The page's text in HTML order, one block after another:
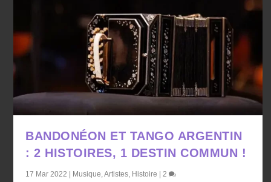
BANDONÉON ET TANGO ARGENTIN
: 2 HISTOIRES, 1 DESTIN COMMUN !
17 Mar 2022 | Musique ,Artistes Histoire | 2